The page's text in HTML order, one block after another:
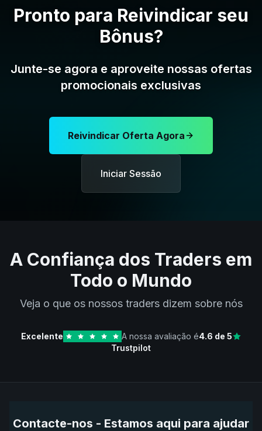
Pronto para Reivindicar seu
Bônus?
Junte-se agora e aproveite nossas ofertas
promocionais exclusivas
Reivindicar Oferta Agora
Iniciar Sessão
A Confiança dos Traders em
Todo o Mundo
Veja o que os nossos traders dizem sobre nós
Excelente A nossa avaliação é4.6 de 5
Trustpilot
Contacte-nos - Estamos aqui para ajudar